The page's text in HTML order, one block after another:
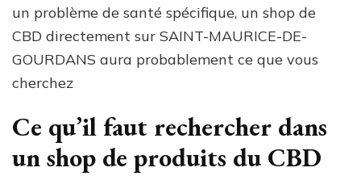
un problème de santé spécifique, un shop de
CBD directement sur SAINT-MAURICE-DE-
GOURDANS aura probablement ce que vous
cherchez
Ce qu’il faut rechercher dans
un shop de produits du CBD